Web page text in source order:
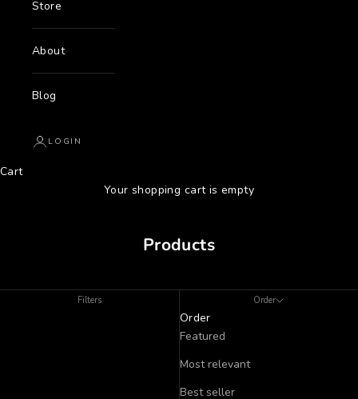
Store
About
Blog
LOGIN
Cart
Your shopping cart is empty
Products
Filters Order
Order
Featured
Most relevant
Best seller